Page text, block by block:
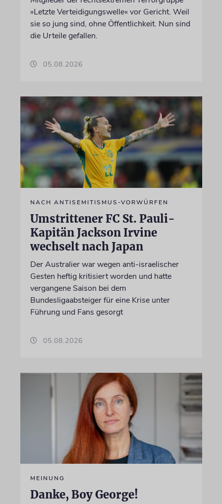
»Letzte Verteidigungswelle« vor Gericht. Weil
sie so jung sind, ohne Öffentlichkeit. Nun sind
die Urteile gefallen.
05.08.2026
NACH ANTISEMITISMUS-VORWÜRFEN
Umstrittener FC St. Pauli-
Kapitän Jackson Irvine
wechselt nach Japan
Der Australier war wegen anti-israelischer
Gesten heftig kritisiert worden und hatte
vergangene Saison bei dem
Bundesligaabsteiger für eine Krise unter
Führung und Fans gesorgt
05.08.2026
MEINUNG
Danke, Boy George!